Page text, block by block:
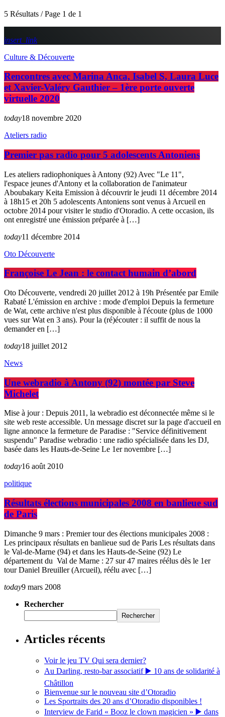
5 Résultats / Page 1 de 1
insert_link
Culture & Découverte
Rencontres avec Marina Anca, Isabel S, Laura Luce
et Xavier-Valéry Gauthier – 1ère porte ouverte
virtuelle 2020
today18 novembre 2020
Ateliers radio
Premier pas radio pour 5 adolescents Antoniens
Les ateliers radiophoniques à Antony (92) Avec "Le 11",
l'espace jeunes d'Antony et la collaboration de l'animateur
Aboubakary Keita Emission à découvrir le jeudi 11 décembre 2014
à 18h15 et 20h 5 adolescents Antoniens sont venus à Arcueil en
octobre 2014 pour visiter le studio d'Otoradio. A cette occasion, ils
ont enregistré une émission préparée à […]
today11 décembre 2014
Oto Découverte
Françoise Le Jean : le contact humain d’abord
Oto Découverte, vendredi 20 juillet 2012 à 19h Présentée par Emile
Rabaté L'émission en archive : mode d'emploi Depuis la fermeture
de Wat, cette archive n'est plus disponible à l'écoute (plus de 1000
vues sur Wat en 3 ans). Pour la (ré)écouter : il suffit de nous la
demander en […]
today18 juillet 2012
News
Une webradio à Antony (92) montée par Steve
Michelet
Mise à jour : Depuis 2011, la webradio est déconnectée même si le
site web reste accessible. Un message discret sur la page d'accueil en
ligne annonce la fermeture de Paradise : "Service définitivement
suspendu" Paradise webradio : une radio spécialisée dans les DJ,
basée dans les Hauts-de-Seine Le 1er novembre […]
today16 août 2010
politique
Résultats élections municipales 2008 en banlieue sud
de Paris
Dimanche 9 mars : Premier tour des élections municipales 2008 :
Les principaux résultats en banlieue sud de Paris Les résultats dans
le Val-de-Marne (94) et dans les Hauts-de-Seine (92) Le
département du Val de Marne : 27 sur 47 maires réélus dès le 1er
tour Daniel Breuiller (Arcueil), réélu avec […]
today9 mars 2008
Rechercher
Rechercher
Articles récents
Voir le jeu TV Qui sera dernier?
Au Darling, resto-bar associatif ▶️ 10 ans de solidarité à
Châtillon
Bienvenue sur le nouveau site d’Otoradio
Les Sportraits des 20 ans d’Otoradio disponibles !
Interview de Farid « Booz le clown magicien » ▶️ dans